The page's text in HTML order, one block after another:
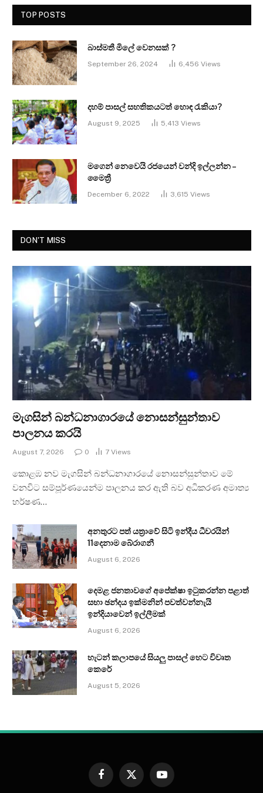
TOP POSTS
බාස්මතී මිලේ වෙනසක් ?
September 26, 2024 6,456 Views
දහම් පාසල් සහතිකයටත් හොඳ රැකියා?
August 9, 2025 5,413 Views
මගෙන් නෙවෙයි රජයෙන් වන්දි ඉල්ලන්න –
මෛත්‍රී
December 6, 2022 3,615 Views
DON'T MISS
මැගසින් බන්ධනාගාරයේ නොසන්සුන්තාව
පාලනය කරයි
August 7, 2026 0 7 Views
කොළඹ නව මැගසින් බන්ධනාගාරයේ නොසන්සුන්තාව මේ
වනවිට සම්පූර්ණයෙන්ම පාලනය කර ඇති බව අධිකරණ අමාත්‍ය
හර්ෂණ…
අනතුරට පත් යත්‍රාවේ සිටි ඉන්දීය ධීවරයින්
11දෙනාම බේරාගනී
August 6, 2026
දෙමළ ජනතාවගේ අපේක්ෂා ඉටුකරන්න පළාත්
සභා ඡන්දය ඉක්මනින් පවත්වන්නැයි
ඉන්දියාවෙන් ඉල්ලීමක්
August 6, 2026
හැටන් කලාපයේ සියලු පාසල් හෙට විවෘත
කෙරේ
August 5, 2026
Facebook
X
YouTube